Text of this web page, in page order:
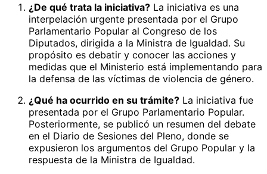
¿De qué trata la iniciativa? La iniciativa es una
interpelación urgente presentada por el Grupo
Parlamentario Popular al Congreso de los
Diputados, dirigida a la Ministra de Igualdad. Su
propósito es debatir y conocer las acciones y
medidas que el Ministerio está implementando para
la defensa de las víctimas de violencia de género.
¿Qué ha ocurrido en su trámite? La iniciativa fue
presentada por el Grupo Parlamentario Popular.
Posteriormente, se publicó un resumen del debate
en el Diario de Sesiones del Pleno, donde se
expusieron los argumentos del Grupo Popular y la
respuesta de la Ministra de Igualdad.